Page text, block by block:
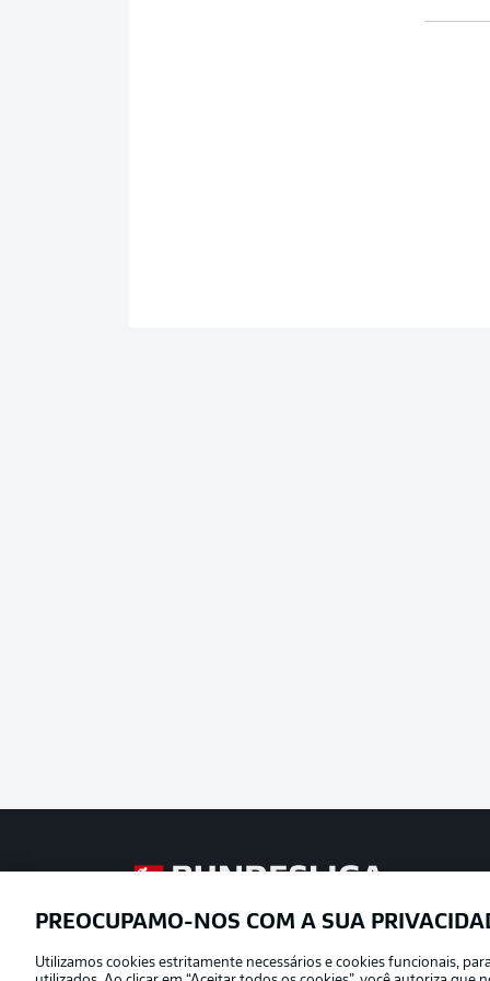
Football as it’s meant to be
Oferecido por
PREOCUPAMO-NOS COM A SUA
Utilizamos cookies estritamente necessários e cookies funcionais,